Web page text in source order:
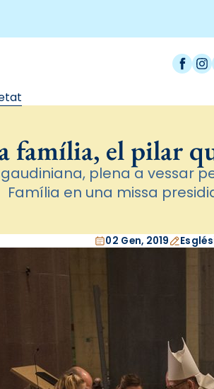
família, el pilar
plena a vessar
Família en una missa
02 Gen, 2019